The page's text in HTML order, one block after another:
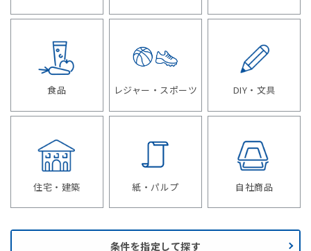
食品 レジャー・スポーツ DIY・文具
住宅・建築 紙・パルプ 自社商品
条件を指定して探す